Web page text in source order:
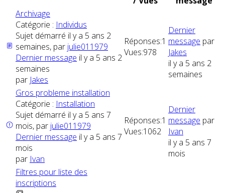
Archivage
Catégorie : Individus
Sujet démarré il y a 5 ans 2
semaines, par julie011979
Dernier message il y a 5 ans 2
semaines
par Jakes
Réponses:1
Vues:978
Dernier
message par
Jakes
il y a 5 ans 2
semaines
Gros probleme installation
Catégorie : Installation
Sujet démarré il y a 5 ans 7
mois, par julie011979
Dernier message il y a 5 ans 7
mois
par Ivan
Réponses:1
Vues:1062
Dernier
message par
Ivan
il y a 5 ans 7
mois
Filtres pour liste des
inscriptions